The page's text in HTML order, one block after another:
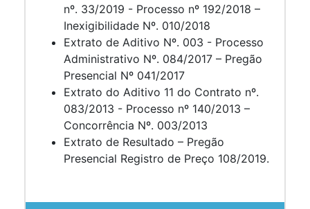
nº. 33/2019 - Processo nº 192/2018 –
Inexigibilidade Nº. 010/2018
Extrato de Aditivo Nº. 003 - Processo
Administrativo Nº. 084/2017 – Pregão
Presencial Nº 041/2017
Extrato do Aditivo 11 do Contrato nº.
083/2013 - Processo nº 140/2013 –
Concorrência Nº. 003/2013
Extrato de Resultado – Pregão
Presencial Registro de Preço 108/2019.